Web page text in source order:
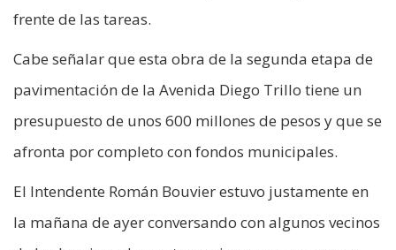
frente de las tareas.
Cabe señalar que esta obra de la segunda etapa de
pavimentación de la Avenida Diego Trillo tiene un
presupuesto de unos 600 millones de pesos y que se
afronta por completo con fondos municipales.
El Intendente Román Bouvier estuvo justamente en
la mañana de ayer conversando con algunos vecinos